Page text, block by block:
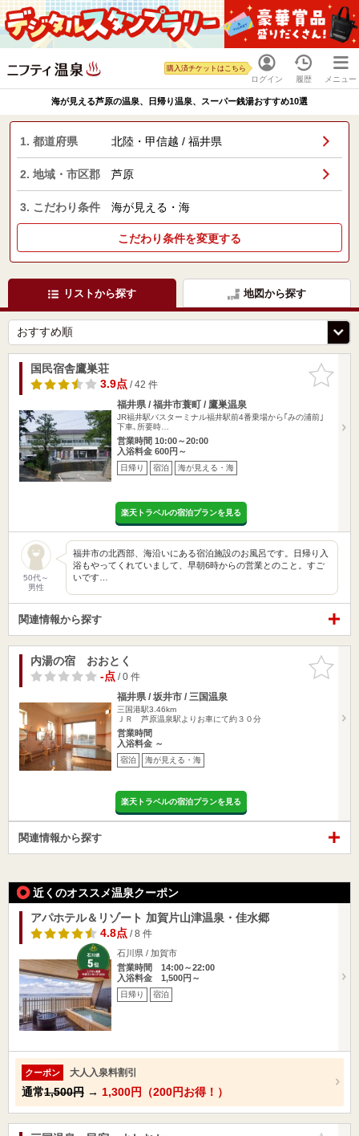
ログイン
購入済チケットはこちら
履歴 メニュー
海が見える芦原の温泉、日帰り温泉、スーパー銭湯おすすめ10選
1. 都道府県 北陸・甲信越 / 福井県
2. 地域・市区郡 芦原
3. こだわり条件 海が見える・海
こだわり条件を変更する
リストから探す 地図から探す
お気に入
りに追加
国民宿舎鷹巣荘
3.9点/ 42 件
福井県 / 福井市蓑町 / 鷹巣温泉
JR福井駅バスターミナル福井駅前4番乗場から｢みの浦前｣
下車､所要時…
営業時間 10:00～20:00
入浴料金 600円～
日帰り 宿泊 海が見える・海
楽天トラベルの宿泊プランを見る
50代～
男性
福井市の北西部、海沿いにある宿泊施設のお風呂です。日帰り入
浴もやってくれていまして、早朝6時からの営業とのこと。すご
いです…
関連情報から探す
お気に入
りに追加
内湯の宿 おおとく
-点/ 0 件
福井県 / 坂井市 / 三国温泉
三国港駅3.46km
ＪＲ 芦原温泉駅よりお車にて約３０分
営業時間
入浴料金 ～
宿泊 海が見える・海
楽天トラベルの宿泊プランを見る
関連情報から探す
近くのオススメ温泉クーポン
アパホテル＆リゾート 加賀片山津温泉・佳水郷
4.8点/ 8 件
石川県 / 加賀市
営業時間 14:00～22:00
入浴料金 1,500円～
日帰り 宿泊
クーポン 大人入泉料割引
通常1,500円 → 1,300円（200円お得！）